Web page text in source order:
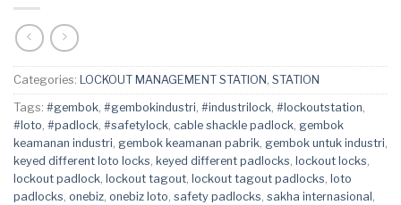
Categories: LOCKOUT MANAGEMENT STATION , STATION
Tags: #gembok, #gembokindustri, #industrilock, #lockoutstation,
#loto, #padlock, #safetylock, cable shackle padlock, gembok
keamanan industri, gembok keamanan pabrik, gembok untuk industri,
keyed different loto locks, keyed different padlocks, lockout locks,
lockout padlock, lockout tagout, lockout tagout padlocks, loto
padlocks, onebiz, onebiz loto, safety padlocks, sakha internasional ,